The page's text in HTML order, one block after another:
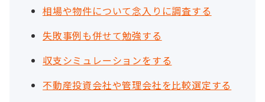
相場や物件について念入りに調査する
失敗事例も併せて勉強する
収支シミュレーションをする
不動産投資会社や管理会社を比較選定する